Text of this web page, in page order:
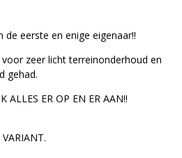
de eerste en enige eigenaar!!
voor zeer licht terreinonderhoud en
gehad.
ALLES ER OP EN ER AAN!!